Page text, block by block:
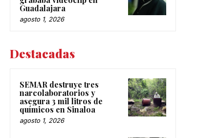
Guadalajara
agosto 1, 2026
Destacadas
SEMAR destruye tres
narcolaboratorios y
asegura 3 mil litros de
químicos en Sinaloa
agosto 1, 2026